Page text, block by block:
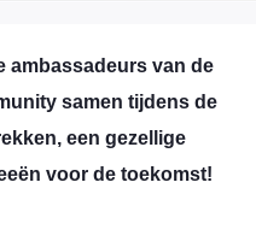
ambassadeurs van de
samen tijdens de
een gezellige
voor de toekomst!